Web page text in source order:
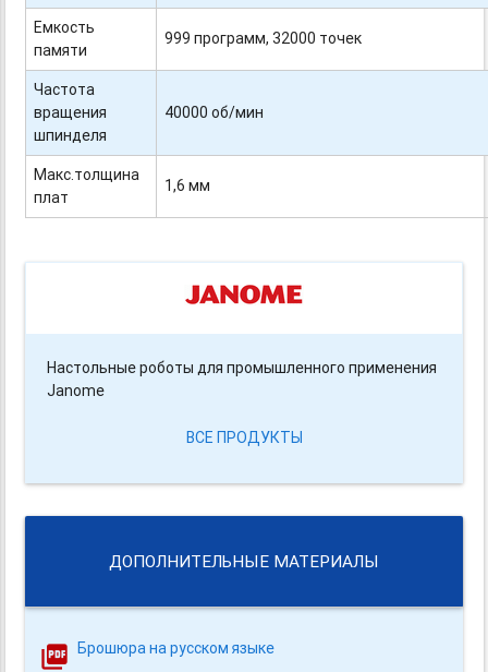
Емкость
памяти
999 программ, 32000 точек
Частота
вращения
шпинделя
40000 об/мин
Макс.толщина
плат
1,6 мм
Настольные роботы для промышленного применения
Janome
ВСЕ ПРОДУКТЫ
ДОПОЛНИТЕЛЬНЫЕ МАТЕРИАЛЫ
Брошюра на русском языке